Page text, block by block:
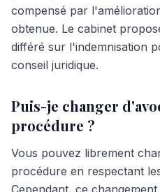
compensé par
obtenue. Le cabinet
différé sur l'indemnisation
conseil juridique.
Puis-je changer
procédure ?
Vous pouvez librement
procédure en respectant
Cependant, ce